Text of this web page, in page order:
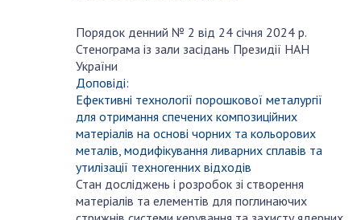
Порядок денний № 2 від 24 січня 2024 р.
Стенограма із зали засідань Президії НАН
України
Доповіді:
Ефективні технології порошкової металургії
для отримання спечених композиційних
матеріалів на основі чорних та кольорових
металів, модифікування ливарних сплавів та
утилізації техногенних відходів
Стан досліджень і розробок зі створення
матеріалів та елементів для поглинаючих